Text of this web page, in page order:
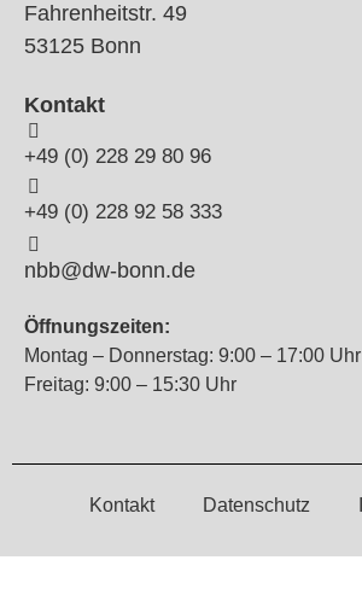
Fahrenheitstr. 49
53125 Bonn
Kontakt
+49 (0) 228 29 80 96
+49 (0) 228 92 58 333
nbb@dw-bonn.de
Öffnungszeiten:
Montag – Donnerstag: 9:00 – 17:00 Uhr
Freitag: 9:00 – 15:30 Uhr
Kontakt Datenschutz